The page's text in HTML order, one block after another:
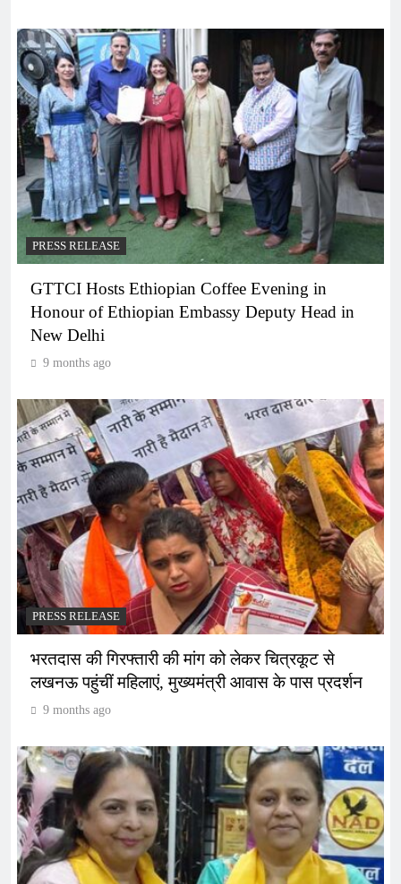
PRESS RELEASE
GTTCI Hosts Ethiopian Coffee Evening in
Honour of Ethiopian Embassy Deputy Head in
New Delhi
9 months ago
PRESS RELEASE
भरतदास की गिरफ्तारी की मांग को लेकर चित्रकूट से
लखनऊ पहुंचीं महिलाएं, मुख्यमंत्री आवास के पास प्रदर्शन
9 months ago